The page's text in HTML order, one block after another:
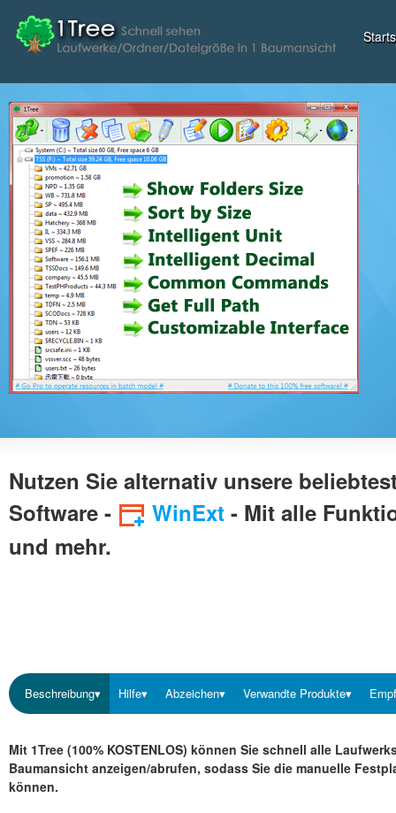
Nutzen Sie alternativ unsere
Software -
WinExt - Mit alle
und mehr.
Beschreibung▾
Mit 1Tree (100% KOSTENLOS) können Sie schnell alle
Baumansicht anzeigen/abrufen, sodass Sie die manuelle
können.
Hilfe▾ Abzeichen▾ Verwandte Produkte▾